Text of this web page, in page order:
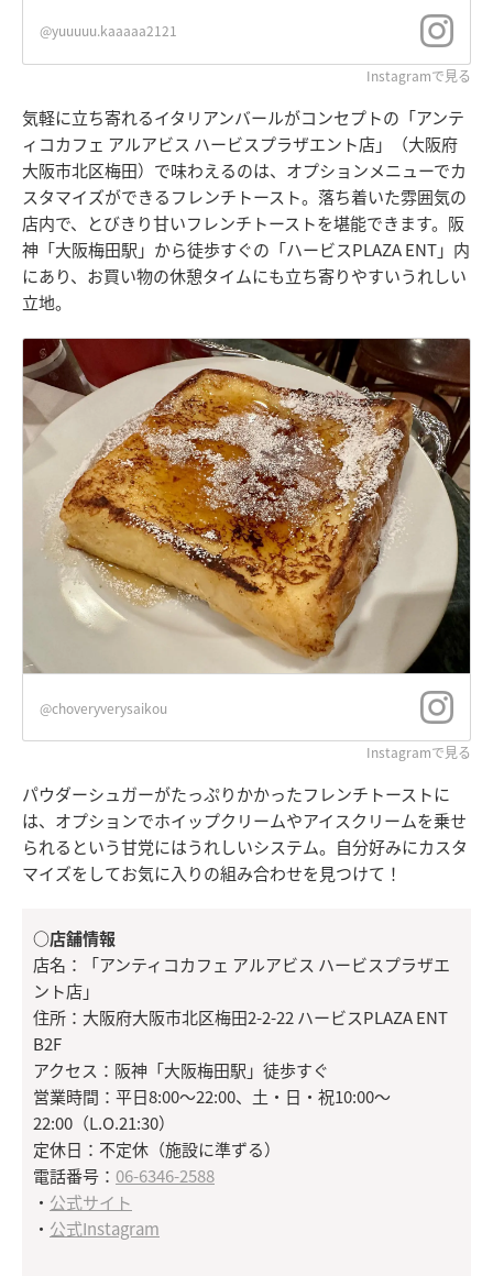
@yuuuuu.kaaaaa2121
Instagramで見る
気軽に立ち寄れるイタリアンバールがコンセプトの「アンテ
ィコカフェ アルアビス ハービスプラザエント店」（大阪府
大阪市北区梅田）で味わえるのは、オプションメニューでカ
スタマイズができるフレンチトースト。落ち着いた雰囲気の
店内で、とびきり甘いフレンチトーストを堪能できます。阪
神「大阪梅田駅」から徒歩すぐの「ハービスPLAZA ENT」内
にあり、お買い物の休憩タイムにも立ち寄りやすいうれしい
立地。
@choveryverysaikou
Instagramで見る
パウダーシュガーがたっぷりかかったフレンチトーストに
は、オプションでホイップクリームやアイスクリームを乗せ
られるという甘党にはうれしいシステム。自分好みにカスタ
マイズをしてお気に入りの組み合わせを見つけて！
○店舗情報
店名：「アンティコカフェ アルアビス ハービスプラザエ
ント店」
住所：大阪府大阪市北区梅田2-2-22 ハービスPLAZA ENT
B2F
アクセス：阪神「大阪梅田駅」徒歩すぐ
営業時間：平日8:00〜22:00、土・日・祝10:00〜
22:00（L.O.21:30）
定休日：不定休（施設に準ずる）
電話番号： 06-6346-2588
・ 公式サイト
・ 公式Instagram